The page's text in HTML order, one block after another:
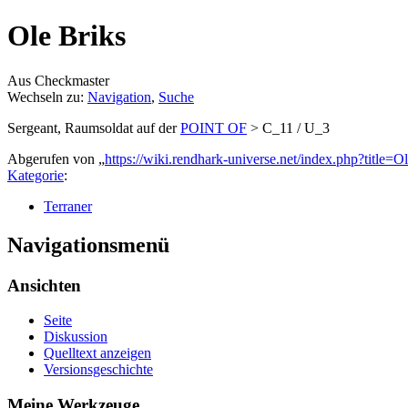
Ole Briks
Aus Checkmaster
Wechseln zu: Navigation, Suche
Sergeant, Raumsoldat auf derPOINT OF > C_11 / U_3
Abgerufen von „https://wiki.rendhark-universe.net/
Kategorie:
Terraner
Navigationsmenü
Ansichten
Seite
Diskussion
Quelltext anzeigen
Versionsgeschichte